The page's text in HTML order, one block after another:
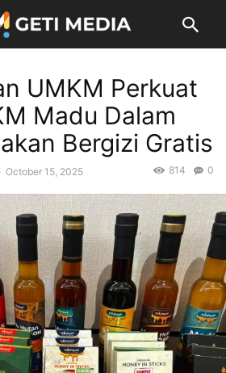
UMKM Perkuat
Madu Dalam
Bergizi Gratis
October 15, 2025 0
814